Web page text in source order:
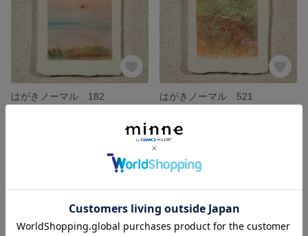
はがきノーマル 182
はがきノーマル 521